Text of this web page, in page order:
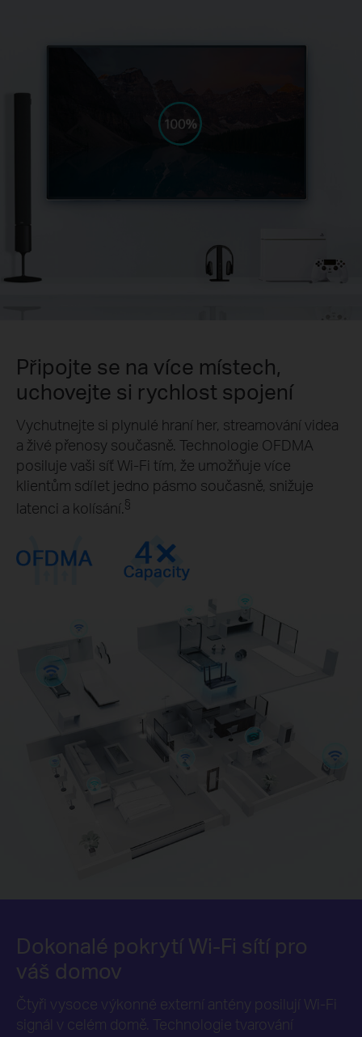
Připojte se na více místech,
uchovejte si rychlost spojení
Vychutnejte si plynulé hraní her, streamování videa
a živé přenosy současně. Technologie OFDMA
posiluje vaši síť Wi-Fi tím, že umožňuje více
klientům sdílet jedno pásmo současně, snižuje
latenci a kolísání.§
Dokonalé pokrytí Wi-Fi sítí pro
váš domov
Čtyři vysoce výkonné externí antény posilují Wi-Fi
signál v celém domě. Technologie tvarování